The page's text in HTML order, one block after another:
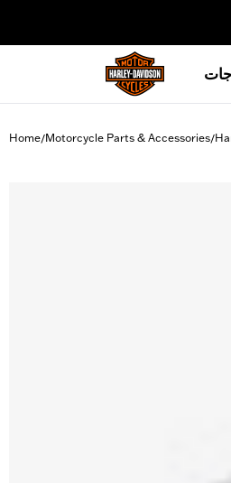
Home/Motorcycle Parts & Accessories/